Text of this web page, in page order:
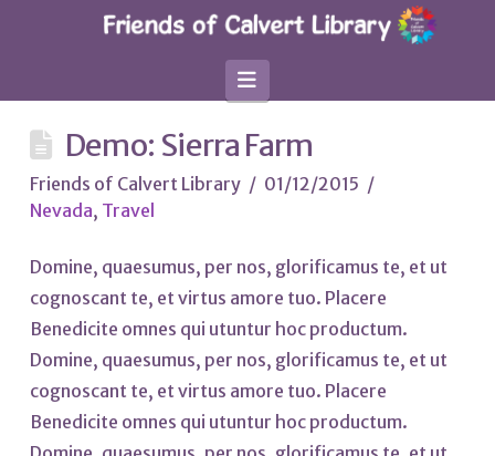
Navigation
Demo: Sierra Farm
Friends of Calvert Library
01/12/2015
Nevada, Travel
Domine, quaesumus, per nos, glorificamus te, et ut
cognoscant te, et virtus amore tuo. Placere
Benedicite omnes qui utuntur hoc productum.
Domine, quaesumus, per nos, glorificamus te, et ut
cognoscant te, et virtus amore tuo. Placere
Benedicite omnes qui utuntur hoc productum.